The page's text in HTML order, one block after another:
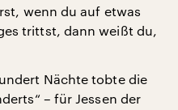
wenn du auf etwas
trittst, dann weißt du,
Nächte tobte die
– für Jessen der